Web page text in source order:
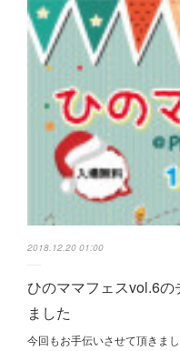
2018.12.20 01:00
ひのママフェスvol.6
ました
今回もお手伝いさせて頂きま